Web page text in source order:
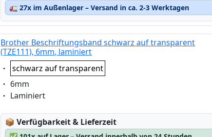
🚛 27x im Außenlager – Versand in ca. 2-3 Werktagen
Brother Beschriftungsband schwarz auf transparent
(TZE111), 6mm, laminiert
Eigenschaft:
schwarz auf transparent
Eigenschaft:
6mm
Eigenschaft:
Laminiert
📦Lagerstatus:
Verfügbarkeit & Lieferzeit